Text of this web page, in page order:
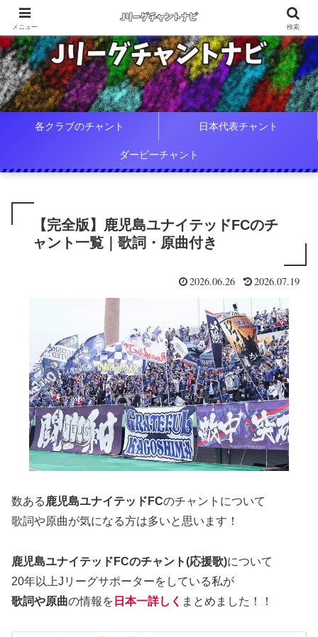
各クラブのチャント 日本代表チャント
ダービーチャント
【完全版】鹿児島ユナイテッドFCのチ
ャント一覧｜歌詞・原曲付き
2026.06.26 2026.07.19
数ある 鹿児島ユナイテッドFCのチャントについて
歌詞や原曲が気になる方は多いと思います！
鹿児島ユナイテッドFCのチャント(応援歌)について
20年以上Jリーグサポーターをしている私が
歌詞や原曲の情報を 日本一詳しく まとめました！！
メニュー 検索